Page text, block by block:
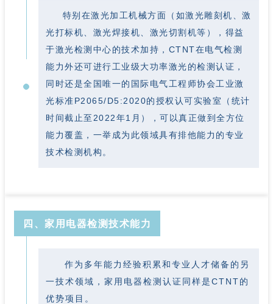
特别在激光加工机械方面（如激光雕刻机、激
光打标机、激光焊接机、激光切割机等），得益
于激光检测中心的技术加持，CTNT在电气检测
能力外还可进行工业级大功率激光的检测认证，
同时还是全国唯一的国际电气工程师协会工业激
光标准P2065/D5:2020的授权认可实验室（统计
时间截止至2022年1月），可以真正做到全方位
能力覆盖，一举成为此领域具有排他能力的专业
技术检测机构。
四、 家用电器检测技术能力
作为多年能力经验积累和专业人才储备的另
一技术领域，家用电器检测认证同样是CTNT的
优势项目。